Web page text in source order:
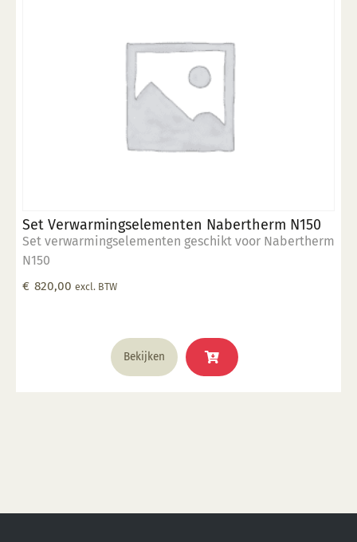
Set Verwarmingselementen Nabertherm N150
Set verwarmingselementen geschikt voor Nabertherm
N150
€ 820,00 excl. BTW
Bekijken